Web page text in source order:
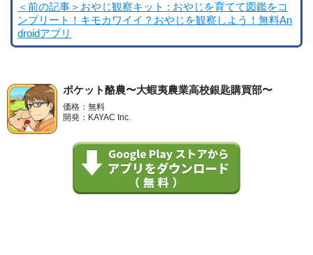
＜前の記事＞おやじ観察キット : おやじを育てて図鑑をコ
ンプリート！キモカワイイ？おやじを観察しよう！無料An
droidアプリ
ポケット酪農〜大蝦夷農業高校銀匙購買部〜
価格：無料
開発：KAYAC Inc.